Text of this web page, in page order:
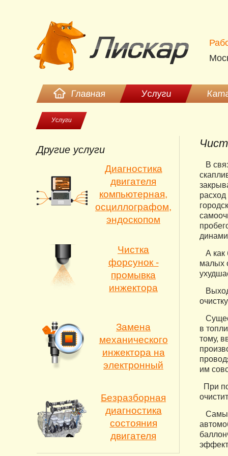
Главная Услуги
Услуги
Другие услуги
Диагностика
двигателя
компьютерная,
осциллографом,
эндоскопом
Чистка
форсунок -
промывка
инжектора
Замена
механического
инжектора на
электронный
Безразборная
диагностика
состояния
двигателя
В
А как
малых
в
тому,
им
При